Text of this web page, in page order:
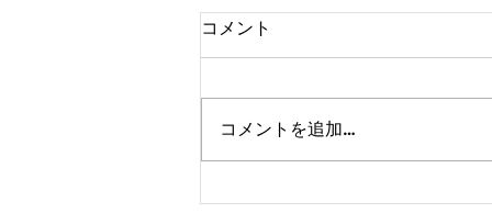
かけっこクラブ@寝屋川
コメント
コメントを追加…